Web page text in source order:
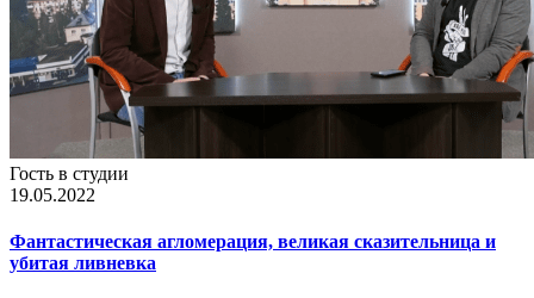
Гость в студии
19.05.2022
Фантастическая агломерация, великая сказительница и
убитая ливневка